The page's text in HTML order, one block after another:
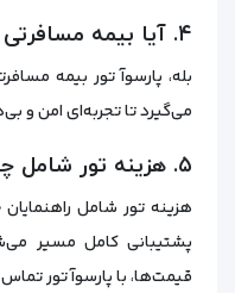
۴. آیا بیمه مسافرتی ارائه می‌شود؟
بله، پارسوآ تور بیمه
می‌گیرد تا تجربه‌ای امن و
۵. هزینه تور شامل چه مواردی می‌شود؟
هزینه تور شامل راهنمایان
پشتیبانی کامل مسیر
قیمت‌ها، با پارسوآ تور